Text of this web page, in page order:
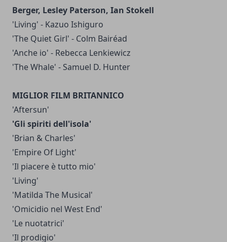
Berger, Lesley Paterson, Ian Stokell
'Living' - Kazuo Ishiguro
'The Quiet Girl' - Colm Bairéad
'Anche io' - Rebecca Lenkiewicz
'The Whale' - Samuel D. Hunter
MIGLIOR FILM BRITANNICO
'Aftersun'
'Gli spiriti dell'isola'
'Brian & Charles'
'Empire Of Light'
'Il piacere è tutto mio'
'Living'
'Matilda The Musical'
'Omicidio nel West End'
'Le nuotatrici'
'Il prodigio'